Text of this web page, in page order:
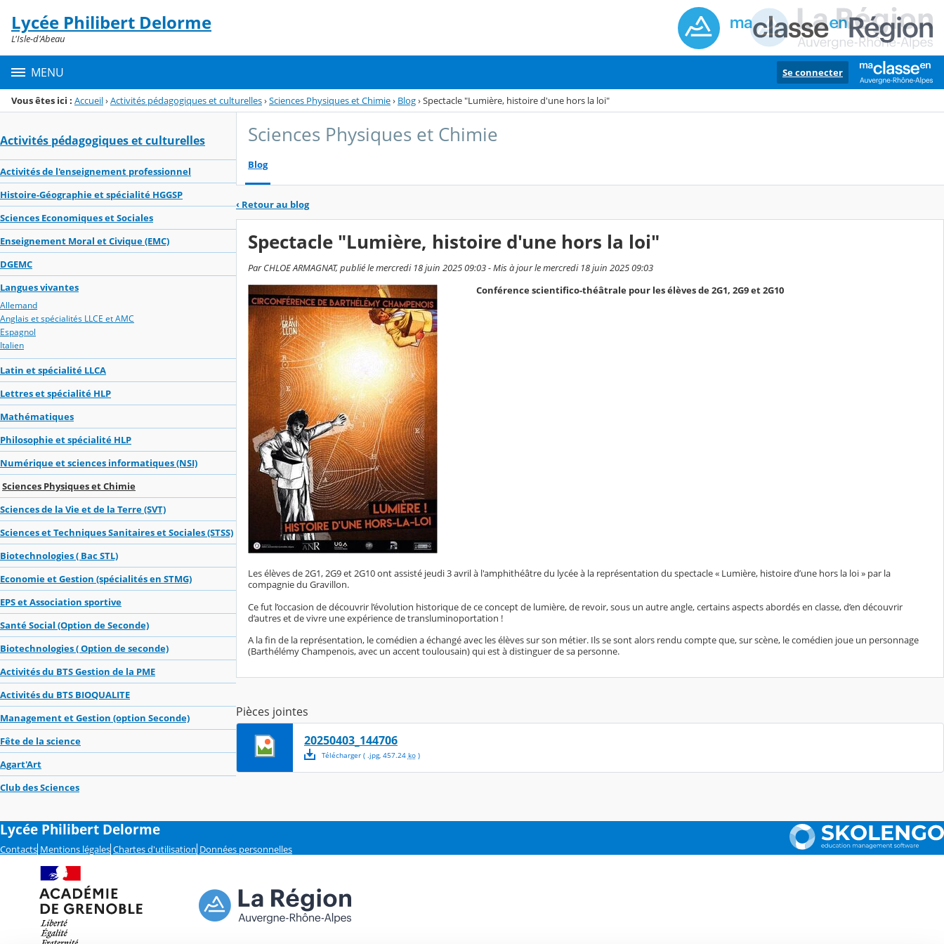
Menu de la rubrique
Contenu
Lycée Philibert Delorme
L'Isle-d'Abeau
MENU Se connecter
Vous êtes ici : Accueil›Activités pédagogiques et culturelles›Sciences Physiques et Chimie› Blog›Spectacle "Lumière, histoire d'une hors la loi"
Activités pédagogiques et culturelles
Activités de l'enseignement professionnel
Histoire-Géographie et spécialité HGGSP
Sciences Economiques et Sociales
Enseignement Moral et Civique (EMC)
DGEMC
Langues vivantes
Allemand
Anglais et spécialités LLCE et AMC
Espagnol
Italien
Latin et spécialité LLCA
Lettres et spécialité HLP
Mathématiques
Philosophie et spécialité HLP
Numérique et sciences informatiques (NSI)
Sciences Physiques et Chimie
Sciences de la Vie et de la Terre (SVT)
Sciences et Techniques Sanitaires et Sociales (STSS)
Biotechnologies ( Bac STL)
Economie et Gestion (spécialités en STMG)
EPS et Association sportive
Santé Social (Option de Seconde)
Biotechnologies ( Option de seconde)
Activités du BTS Gestion de la PME
Activités du BTS BIOQUALITE
Management et Gestion (option Seconde)
Fête de la science
Agart'Art
Club des Sciences
Sciences Physiques et Chimie
Blog
‹ Retour au blog
Spectacle "Lumière, histoire d'une hors la loi"
Par CHLOE ARMAGNAT, publié le mercredi 18 juin 2025 09:03 - Mis à jour le mercredi 18 juin 2025 09:03
Conférence scientifico-théâtrale pour les élèves de 2G1, 2G9 et 2G10
Les élèves de 2G1, 2G9 et 2G10 ont assisté jeudi 3 avril à l'amphithéâtre du lycée à la représentation du spectacle « Lumière, histoire d’une hors la loi » par la
compagnie du Gravillon.
Ce fut l’occasion de découvrir l’évolution historique de ce concept de lumière, de revoir, sous un autre angle, certains aspects abordés en classe, d’en découvrir
d’autres et de vivre une expérience de transluminoportation !
A la fin de la représentation, le comédien a échangé avec les élèves sur son métier. Ils se sont alors rendu compte que, sur scène, le comédien joue un personnage
(Barthélémy Champenois, avec un accent toulousain) qui est à distinguer de sa personne.
Pièces jointes
20250403_144706
Télécharger( .jpg, 457.24 ko)
Lycée Philibert Delorme
Contacts Mentions légales Chartes d'utilisation Données personnelles